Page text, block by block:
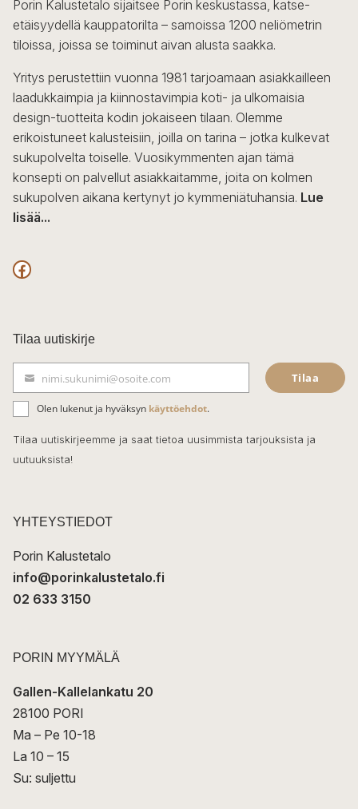
Porin Kalustetalo sijaitsee Porin keskustassa, katse-
etäisyydellä kauppatorilta – samoissa 1200 neliömetrin
tiloissa, joissa se toiminut aivan alusta saakka.
Yritys perustettiin vuonna 1981 tarjoamaan asiakkailleen
laadukkaimpia ja kiinnostavimpia koti- ja ulkomaisia
design-tuotteita kodin jokaiseen tilaan. Olemme
erikoistuneet kalusteisiin, joilla on tarina – jotka kulkevat
sukupolvelta toiselle. Vuosikymmenten ajan tämä
konsepti on palvellut asiakkaitamme, joita on kolmen
sukupolven aikana kertynyt jo kymmeniätuhansia. Lue
lisää...
F
c
e
b
o
o
k
Tilaa uutiskirje
ä
h
k
t
nimi.sukunimi@osoite.com Tilaa
Olen lukenut ja hyväksyn käyttöehdot.
Tilaa uutiskirjeemme ja saat tietoa uusimmista tarjouksista ja
uutuuksista!
YHTEYSTIEDOT
Porin Kalustetalo
info@porinkalustetalo.fi
02 633 3150
PORIN MYYMÄLÄ
Gallen-Kallelankatu 20
28100 PORI
Ma – Pe 10-18
La 10 – 15
Su: suljettu